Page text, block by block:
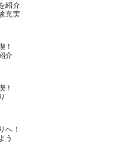
紹介
充実
！
介
！
へ！
う